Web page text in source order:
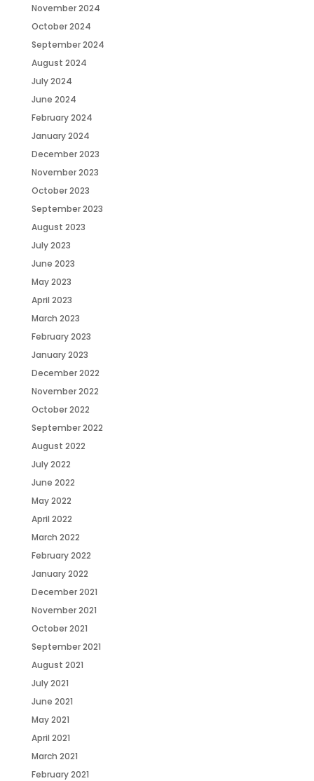
November 2024
October 2024
September 2024
August 2024
July 2024
June 2024
February 2024
January 2024
December 2023
November 2023
October 2023
September 2023
August 2023
July 2023
June 2023
May 2023
April 2023
March 2023
February 2023
January 2023
December 2022
November 2022
October 2022
September 2022
August 2022
July 2022
June 2022
May 2022
April 2022
March 2022
February 2022
January 2022
December 2021
November 2021
October 2021
September 2021
August 2021
July 2021
June 2021
May 2021
April 2021
March 2021
February 2021